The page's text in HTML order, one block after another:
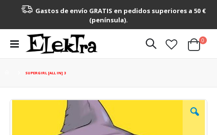
Gastos de envío GRATIS en pedidos superiores a 50 €
(península).
Toggle
Nav
Cart
0
SUPERGIRL [ALL IN] 3
Saltar